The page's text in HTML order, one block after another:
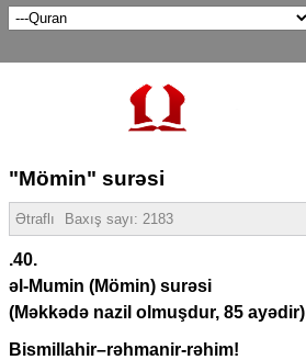
"Mömin" surəsi
Ətraflı Baxış sayı: 2183
.40.
əl-Mumin (Mömin) surəsi
(Məkkədə nazil olmuşdur, 85 ayədir)
Bismillahir–rəhmanir-rəhim!